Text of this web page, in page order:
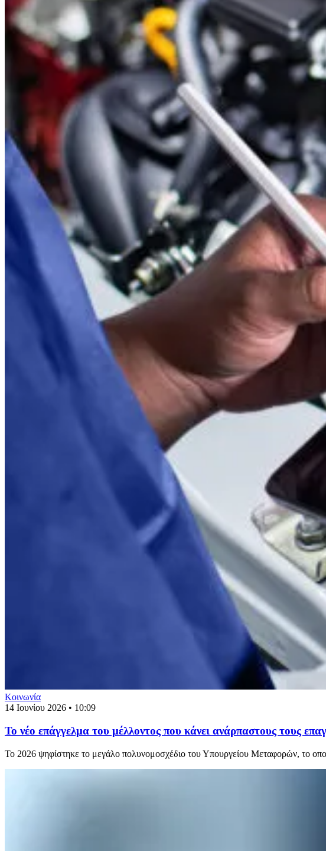
Κοινωνία
14 Ιουνίου 2026 • 10:09
Το νέο επάγγελμα του μέλλοντος που κάνει ανάρπαστους τους
Το 2026 ψηφίστηκε το μεγάλο πολυνομοσχέδιο του Υπουργείου Μεταφορών, το